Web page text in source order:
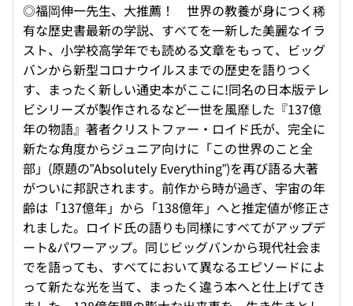
◎福岡伸一先生、大推薦！ 世界の教養が身につく稀
有な歴史書最新の学説、すべてを一新した美麗なイラ
スト、小学校高学年でも読める文章をもって、ビッグ
バンから新型コロナウイルスまでの歴史を語りつく
す、まったく新しい通史本がここに!同名の日本版テレ
ビシリーズが製作されるなど一世を風靡した『137億
年の物語』著者クリストファー・ロイド氏が、完全に
新たな角度からジュニア向けに「この世界のこと全
部」(原題の”Absolutely Everything”)を再び語る大著
がついに邦訳されます。前作から時が過ぎ、宇宙の年
齢は「137億年」から「138億年」へと推定値が修正さ
れました。ロイド氏の語りも同様にすべてがアップデ
ート&パワーアップ。同じビッグバンから現代社会ま
でを語っても、すべてにおいて異なるエピソードによ
って新たな光を当て、まったく違う本へと仕上げてき